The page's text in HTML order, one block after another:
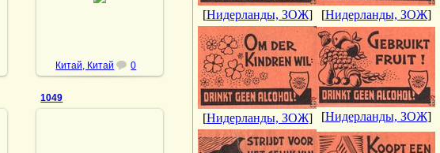
Китай, Китай 0
1049
[Нидерланды, ЗОЖ] [Нидерланды, ЗОЖ]
[Нидерланды, ЗОЖ] [Нидерланды, ЗОЖ]